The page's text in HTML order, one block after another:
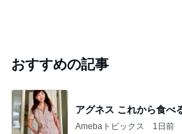
おすすめの記事
アグネス これから食べ
Amebaトピックス 1日前